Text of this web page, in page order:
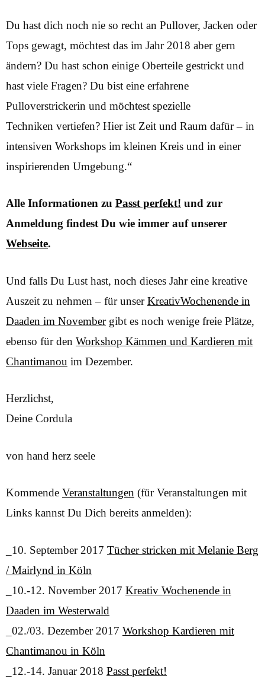
Du hast dich noch nie so recht an Pullover, Jacken oder
Tops gewagt, möchtest das im Jahr 2018 aber gern
ändern? Du hast schon einige Oberteile gestrickt und
hast viele Fragen? Du bist eine erfahrene
Pulloverstrickerin und möchtest spezielle
Techniken vertiefen? Hier ist Zeit und Raum dafür – in
intensiven Workshops im kleinen Kreis und in einer
inspirierenden Umgebung.“
Alle Informationen zu Passt perfekt! und zur
Anmeldung findest Du wie immer auf unserer
Webseite.
Und falls Du Lust hast, noch dieses Jahr eine kreative
Auszeit zu nehmen – für unserKreativWochenende in
Daaden im Novembergibt es noch wenige freie Plätze,
ebenso für den Workshop Kämmen und Kardieren mit
Chantimanou im Dezember.
Herzlichst,
Deine Cordula
von hand herz seele
Kommende Veranstaltungen (für Veranstaltungen mit
Links kannst Du Dich bereits anmelden):
_10. September 2017 Tücher stricken mit Melanie Berg
/ Mairlynd in Köln
_10.-12. November 2017 Kreativ Wochenende in
Daaden im Westerwald
_02./03. Dezember 2017 Workshop Kardieren mit
Chantimanou in Köln
_12.-14. Januar 2018 Passt perfekt!